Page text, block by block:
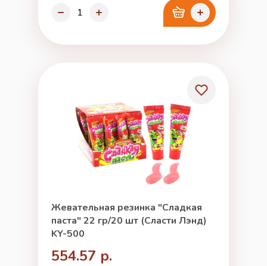
Жевательная резинка "Сладкая
паста" 22 гр/20 шт (Сласти Лэнд)
KY-500
554.57 р.